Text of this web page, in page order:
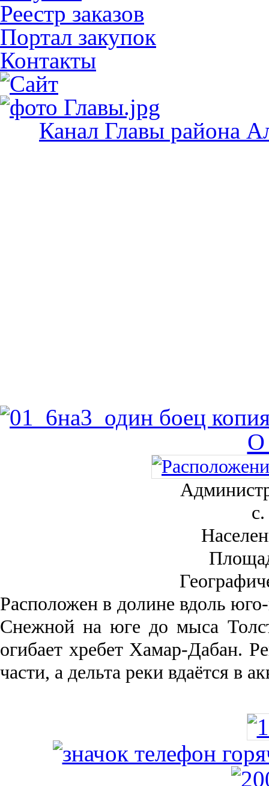
Реестр заказов
Портал закупок
Контакты
Канал Главы района
О
Рас­положен в долине вдоль
Снежной на юге до мыса
огибает хребет Хамар-Дабан.
части, а дельта реки вда­ётся в